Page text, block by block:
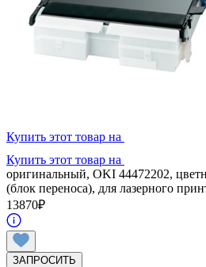
Купить этот товар на
Купить этот товар на
оригинальный, OKI 44472202,
(блок переноса), для лазерного
13870₽
ЗАПРОСИТЬ